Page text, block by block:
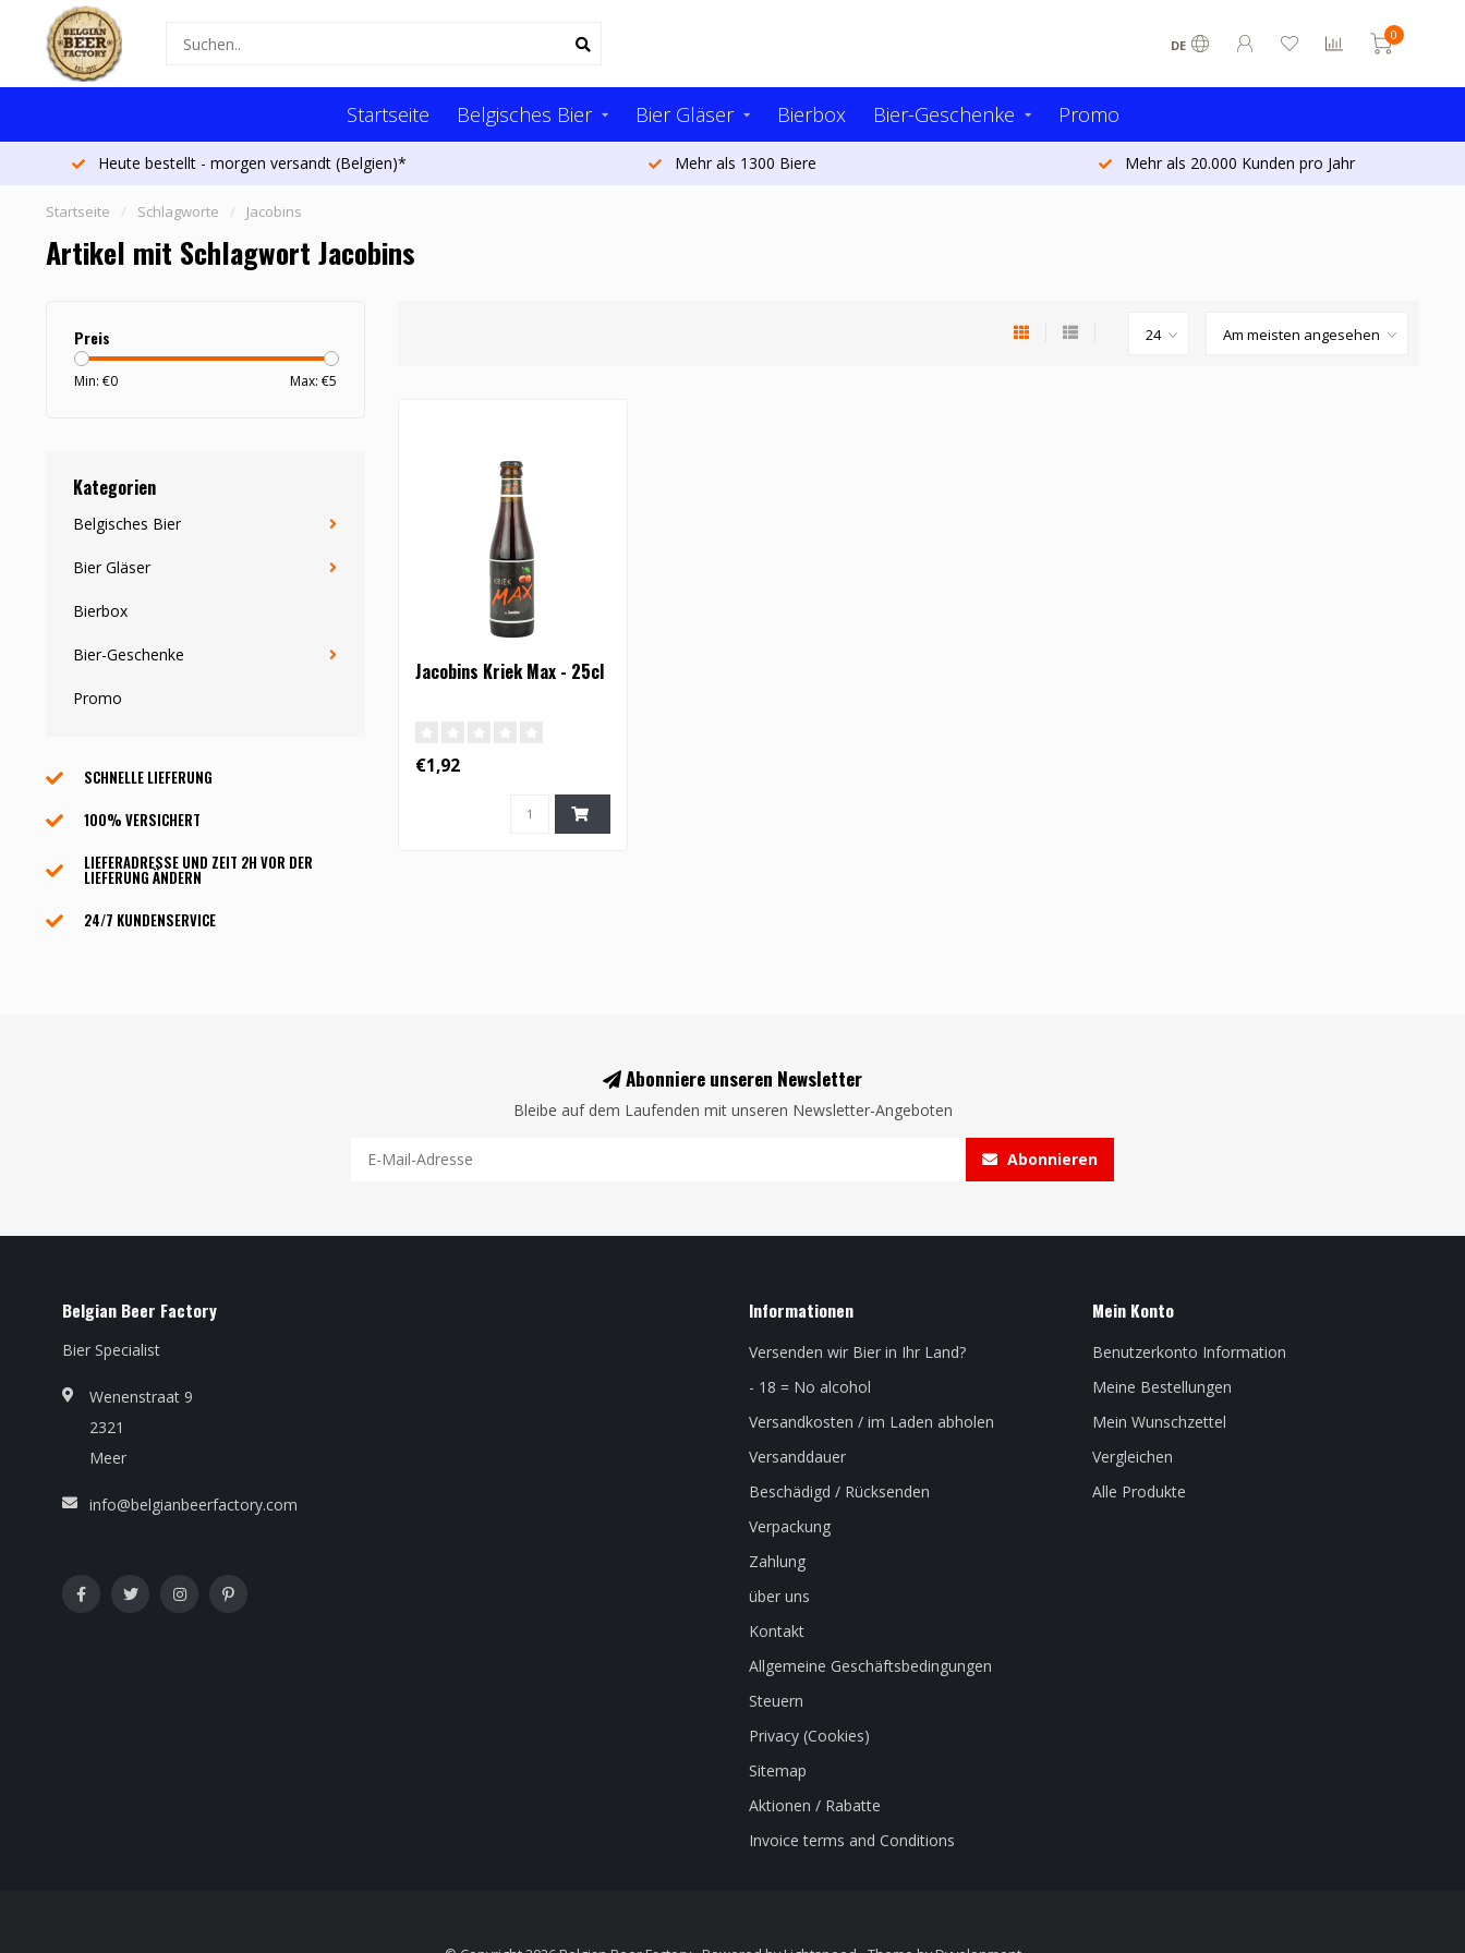
DE
0
Startseite Belgisches Bier Bier Gläser Bierbox Bier-Geschenke Promo
Heute bestellt - morgen versandt (Belgien)* Mehr als 1300 Biere Mehr als 20.000 Kunden pro Jahr
Startseite / Schlagworte / Jacobins
Artikel mit Schlagwort Jacobins
Preis
Min: €0 Max: €5
Kategorien
Belgisches Bier
Bier Gläser
Bierbox
Bier-Geschenke
Promo
SCHNELLE LIEFERUNG
100% VERSICHERT
LIEFERADRESSE UND ZEIT 2H VOR DER
LIEFERUNG ÄNDERN
24/7 KUNDENSERVICE
Jacobins Kriek Max - 25cl
€1,92
Abonniere unseren Newsletter
Bleibe auf dem Laufenden mit unseren Newsletter-Angeboten
Abonnieren
Belgian Beer Factory
Bier Specialist
Wenenstraat 9
2321
Meer
info@belgianbeerfactory.com
Informationen
Versenden wir Bier in Ihr Land?
- 18 = No alcohol
Versandkosten / im Laden abholen
Versanddauer
Beschädigd / Rücksenden
Verpackung
Zahlung
über uns
Kontakt
Allgemeine Geschäftsbedingungen
Steuern
Privacy (Cookies)
Sitemap
Aktionen / Rabatte
Invoice terms and Conditions
Mein Konto
Benutzerkonto Information
Meine Bestellungen
Mein Wunschzettel
Vergleichen
Alle Produkte